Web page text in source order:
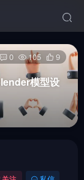
模型设
0 105 9